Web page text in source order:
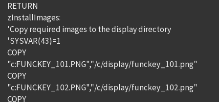
RETURN
zInstallImages:
'Copy required images to the display directory
'SYSVAR(43)=1
COPY
"c:FUNCKEY_101.PNG","/c/display/funckey_101.png"
COPY
"c:FUNCKEY_102.PNG","/c/display/funckey_102.png"
COPY